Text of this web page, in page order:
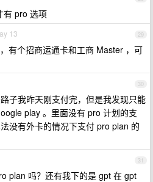
有 pro 选项
29
13
有个招商运通卡和工商 Master ，可
30
子我昨天刚支付完，但是我发现只能
play 。里面没有 pro 计划的支
没有外卡的情况下支付 pro plan 的
31
plan 吗？还有我下的是 gpt 在 gpt